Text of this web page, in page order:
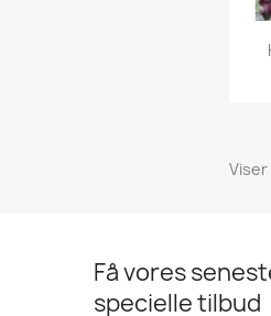
Viser
Få vores
specielle tilbud